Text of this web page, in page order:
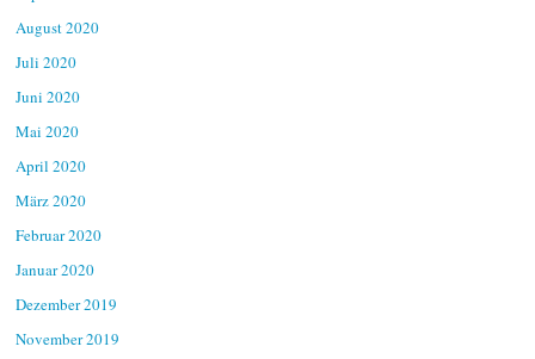
August 2020
Juli 2020
Juni 2020
Mai 2020
April 2020
März 2020
Februar 2020
Januar 2020
Dezember 2019
November 2019